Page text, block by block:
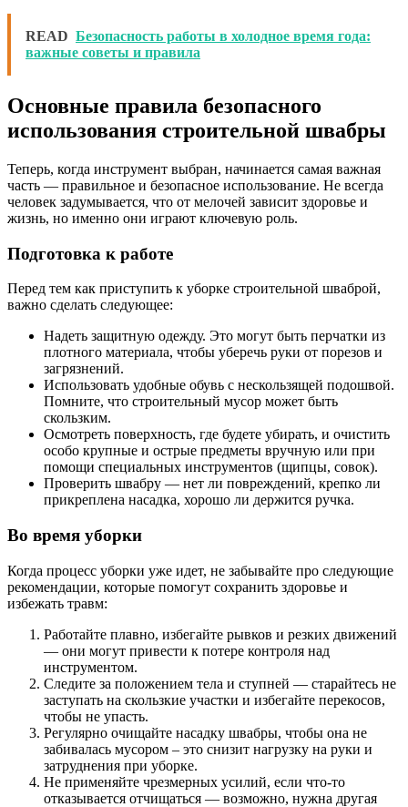
READ Безопасность работы в холодное время года:
важные советы и правила
Основные правила безопасного
использования строительной швабры
Теперь, когда инструмент выбран, начинается самая важная
часть — правильное и безопасное использование. Не всегда
человек задумывается, что от мелочей зависит здоровье и
жизнь, но именно они играют ключевую роль.
Подготовка к работе
Перед тем как приступить к уборке строительной шваброй,
важно сделать следующее:
Надеть защитную одежду. Это могут быть перчатки из
плотного материала, чтобы уберечь руки от порезов и
загрязнений.
Использовать удобные обувь с нескользящей подошвой.
Помните, что строительный мусор может быть
скользким.
Осмотреть поверхность, где будете убирать, и очистить
особо крупные и острые предметы вручную или при
помощи специальных инструментов (щипцы, совок).
Проверить швабру — нет ли повреждений, крепко ли
прикреплена насадка, хорошо ли держится ручка.
Во время уборки
Когда процесс уборки уже идет, не забывайте про следующие
рекомендации, которые помогут сохранить здоровье и
избежать травм:
Работайте плавно, избегайте рывков и резких движений
— они могут привести к потере контроля над
инструментом.
Следите за положением тела и ступней — старайтесь не
заступать на скользкие участки и избегайте перекосов,
чтобы не упасть.
Регулярно очищайте насадку швабры, чтобы она не
забивалась мусором – это снизит нагрузку на руки и
затруднения при уборке.
Не применяйте чрезмерных усилий, если что-то
отказывается отчищаться — возможно, нужна другая